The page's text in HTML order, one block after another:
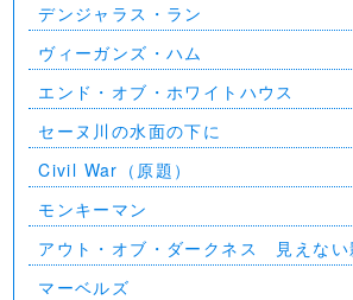
デンジャラス・ラン
ヴィーガンズ・ハム
エンド・オブ・ホワイトハウス
セーヌ川の水面の下に
Civil War（原題）
モンキーマン
アウト・オブ・ダークネス 見えない
マーベルズ